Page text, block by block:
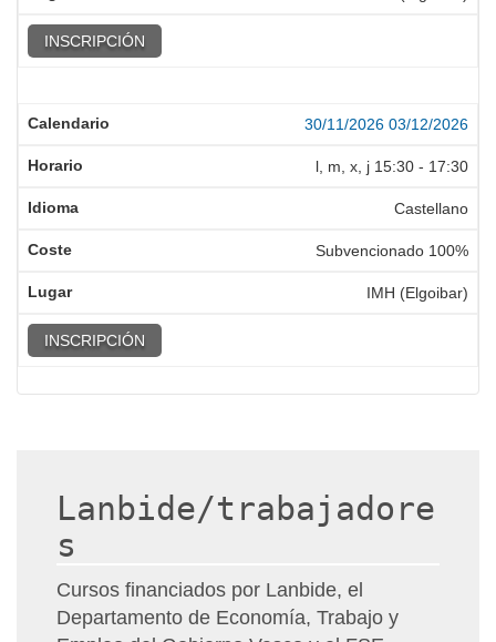
INSCRIPCIÓN
30/11/2026 03/12/2026
l, m, x, j 15:30 - 17:30
Castellano
Subvencionado 100%
IMH (Elgoibar)
INSCRIPCIÓN
Lanbide/trabajadore
s
Cursos financiados por Lanbide, el
Departamento de Economía, Trabajo y